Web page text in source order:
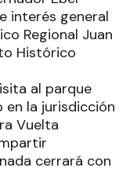
interés general
Regional Juan
Histórico
al parque
en la jurisdicción
Vuelta
cerrará con